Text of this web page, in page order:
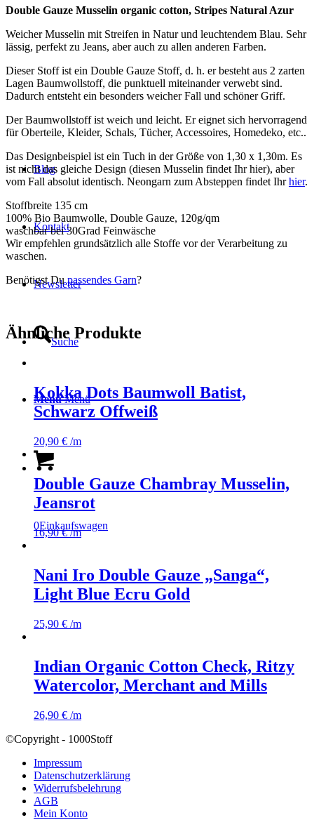
Blog
Kontakt
Newsletter
Suche
Menü Menü
0Einkaufswagen
Double Gauze Musselin organic cotton, Stripes Natural Azur
Weicher Musselin mit Streifen in Natur und leuchtendem Blau. Sehr
lässig, perfekt zu Jeans, aber auch zu allen anderen Farben.
Dieser Stoff ist ein Double Gauze Stoff, d. h. er besteht aus 2 zarten
Lagen Baumwollstoff, die punktuell miteinander verwebt sind.
Dadurch entsteht ein besonders weicher Fall und schöner Griff.
Der Baumwollstoff ist weich und leicht. Er eignet sich hervorragend
für Oberteile, Kleider, Schals, Tücher, Accessoires, Homedeko, etc..
Das Designbeispiel ist ein Tuch in der Größe von 1,30 x 1,30m. Es
ist nicht das gleiche Design (diesen Musselin findet Ihr hier), aber
vom Fall absolut identisch. Neongarn zum Absteppen findet Ihrhier.
Stoffbreite 135 cm
100% Bio Baumwolle, Double Gauze, 120g/qm
waschbar bei 30Grad Feinwäsche
Wir empfehlen grundsätzlich alle Stoffe vor der Verarbeitung zu
waschen.
Benötigst Dupassendes Garn?
Ähnliche Produkte
Kokka Dots Baumwoll Batist,
Schwarz Offweiß
20,90 € /m
Double Gauze Chambray Musselin,
Jeansrot
16,90€/m
Nani Iro Double Gauze „Sanga“,
Light Blue Ecru Gold
25,90 € /m
Indian Organic Cotton Check, Ritzy
Watercolor, Merchant and Mills
26,90 € /m
©Copyright - 1000Stoff
Impressum
Datenschutzerklärung
Widerrufsbelehrung
AGB
Mein Konto